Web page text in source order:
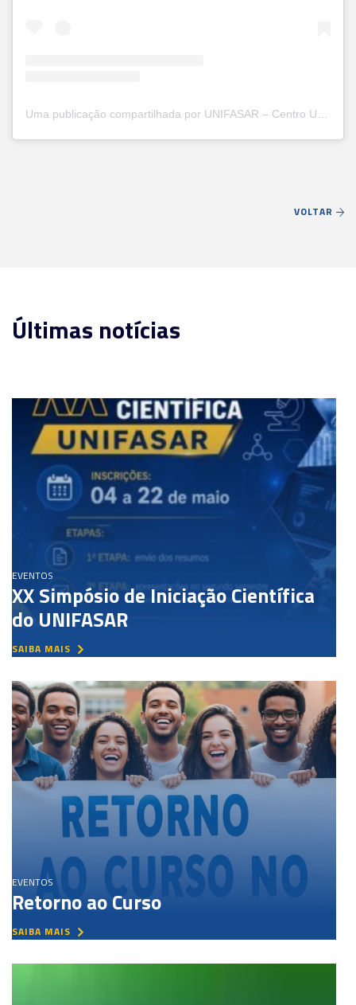
Uma publicação compartilhada por UNIFASAR – Centro Universitário Santa Rita (@unifasar)
VOLTAR
Últimas notícias
EVENTOS
XX Simpósio de Iniciação Científica
do UNIFASAR
SAIBA MAIS
EVENTOS
Retorno ao Curso
SAIBA MAIS